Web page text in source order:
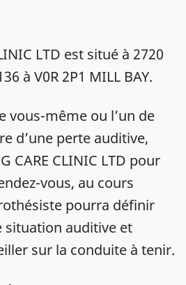
LTD est situé à 2720
à V0R 2P1 MILL BAY.
vous-même ou l’un de
d’une perte auditive,
CARE CLINIC LTD pour
vous, au cours
pourra définir
situation auditive et
sur la conduite à tenir.